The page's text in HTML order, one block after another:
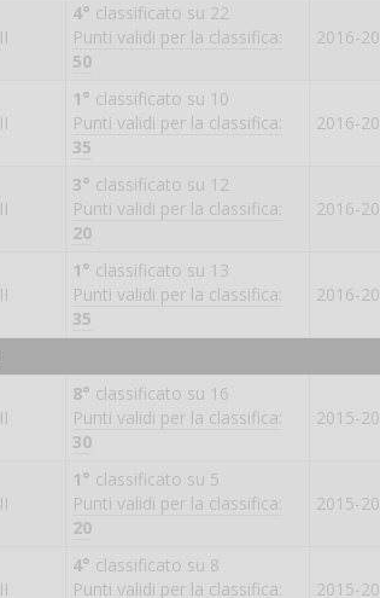
II
4° classificato su 22
Punti validi per la classifica:
50
2016-
II
1° classificato su 10
Punti validi per la classifica:
35
2016-
II
3° classificato su 12
Punti validi per la classifica:
20
2016-
II
1° classificato su 13
Punti validi per la classifica:
35
2016-
II
8° classificato su 16
Punti validi per la classifica:
30
2015-
II
1° classificato su 5
Punti validi per la classifica:
20
2015-
II
4° classificato su 8
Punti validi per la classifica:
2015-